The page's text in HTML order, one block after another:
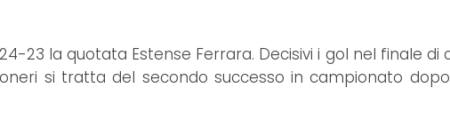
23 la quotata Estense Ferrara. Decisivi i gol nel finale di
si tratta del secondo successo in campionato